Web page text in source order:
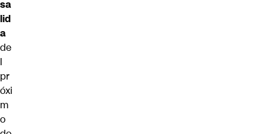
sa
lid
a
de
l
pr
óxi
m
o